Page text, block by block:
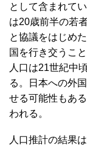
として含まれて
は20歳前半の若
と協議をはじめ
国を行き交うこ
人口は21世紀中
る。日本への外
せる可能性もあ
われる。
人口推計の結果